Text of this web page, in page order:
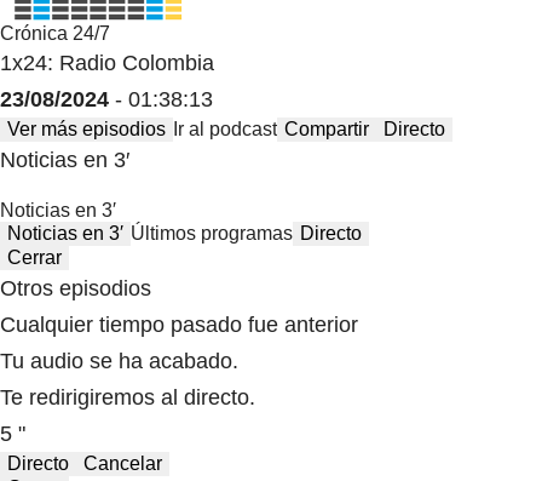
Crónica 24/7
1x24: Radio Colombia
23/08/2024 - 01:38:13
Ver más episodios Ir al podcast Compartir Directo
Noticias en 3′
Noticias en 3′
Noticias en 3′ Últimos programas Directo
Cerrar
Otros episodios
Cualquier tiempo pasado fue anterior
Tu audio se ha acabado.
Te redirigiremos al directo.
5 "
Directo
Cancelar